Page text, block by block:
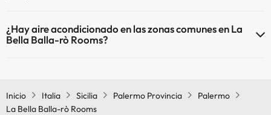
¿Hay aire acondicionado en las zonas comunes en La
Bella Balla-rò Rooms?
Inicio
Italia Sicilia Palermo Provincia
Palermo
La Bella Balla-rò Rooms